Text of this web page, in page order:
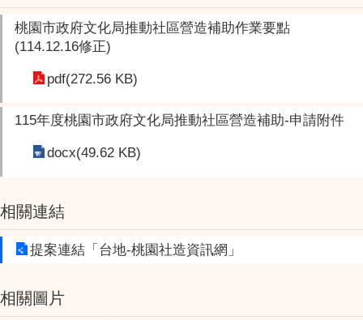
桃園市政府文化局推動社區營造補助作業要點
(114.12.16修正)
pdf(272.56 KB)
115年度桃園市政府文化局推動社區營造補助-申請附件
docx(49.62 KB)
相關連結
提案連結「台地-桃園社造資訊網」
相關圖片